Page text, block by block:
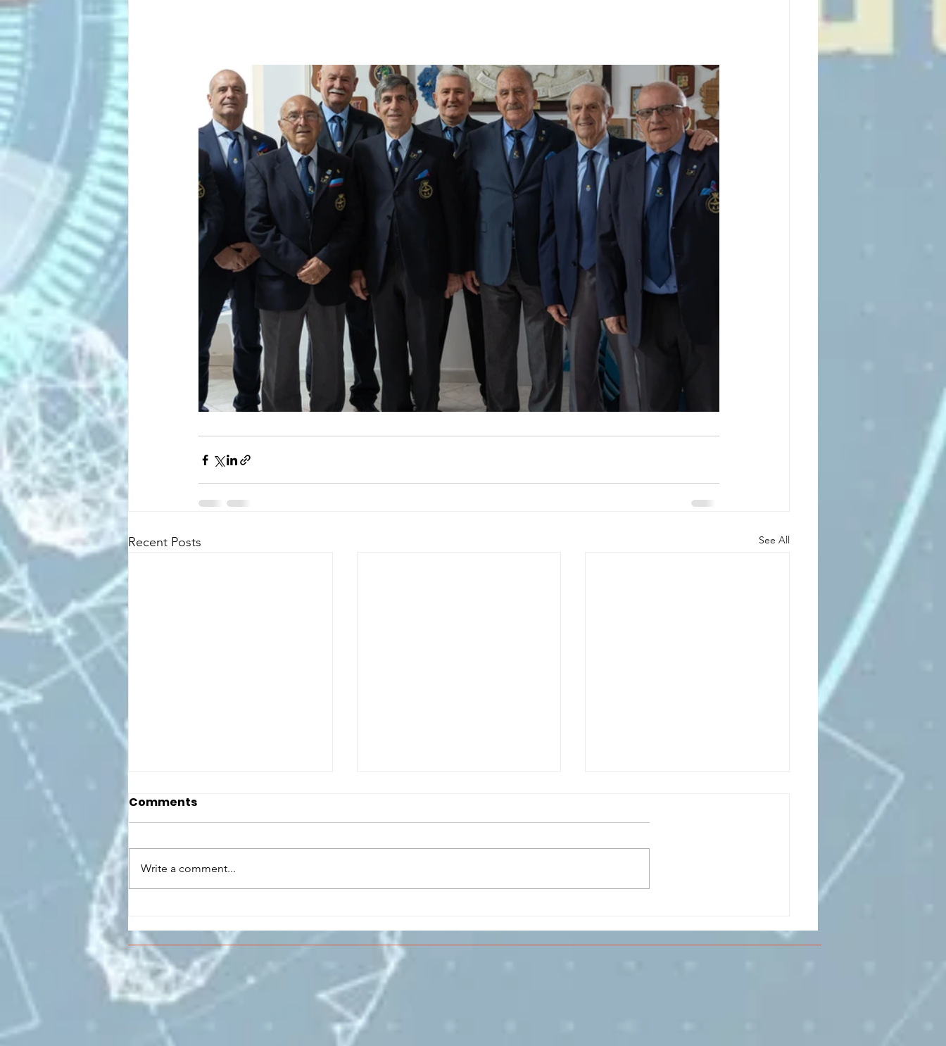
Recent Posts See All
PERCORSO DI
FORMAZIONE SCUOLA
LAVORO DEGLI STUDENTI
DEL “DE PINEDO-
COLONNA”
superiori per il concorso
sull'Aerospazio
PARLARE DI
SPERIMENTAZIONE DI
Comments
Write a comment...